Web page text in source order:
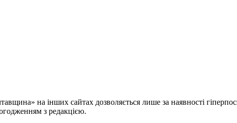
на інших сайтах дозволяється лише за наявності
з редакцією.